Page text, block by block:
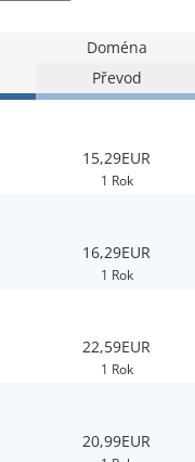
Doména
Převod
15,29EUR
1 Rok
16,29EUR
1 Rok
22,59EUR
1 Rok
20,99EUR